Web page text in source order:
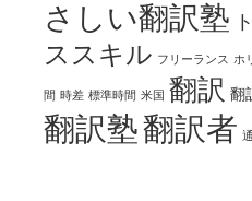
さしい翻訳塾
ススキル フリーランス ホ
間 時差 標準時間 米国 翻訳 翻
翻訳塾翻訳者